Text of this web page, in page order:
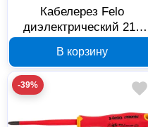
Кабелерез Felo
диэлектрический 210
В корзину
-39%